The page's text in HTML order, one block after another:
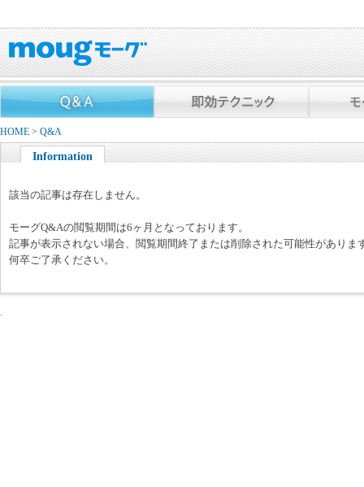
HOME > Q&A
Information
該当の記事は存在しません。
モーグQ&Aの閲覧期間は6ヶ月となっております。
記事が表示されない場合、閲覧期間終了または削除された可能性がありま
何卒ご了承ください。